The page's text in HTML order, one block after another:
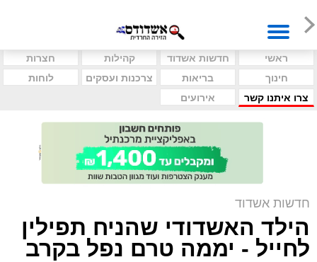
ראשי חדשות אשדוד קהילות
חצרות
חינוך
בריאות צרכנות ועסקים
לוחות
צרו איתנו קשר
אירועים
חדשות אשדוד
הילד האשדודי שהניח תפילין
לחייל - יממה טרם נפל בקרב